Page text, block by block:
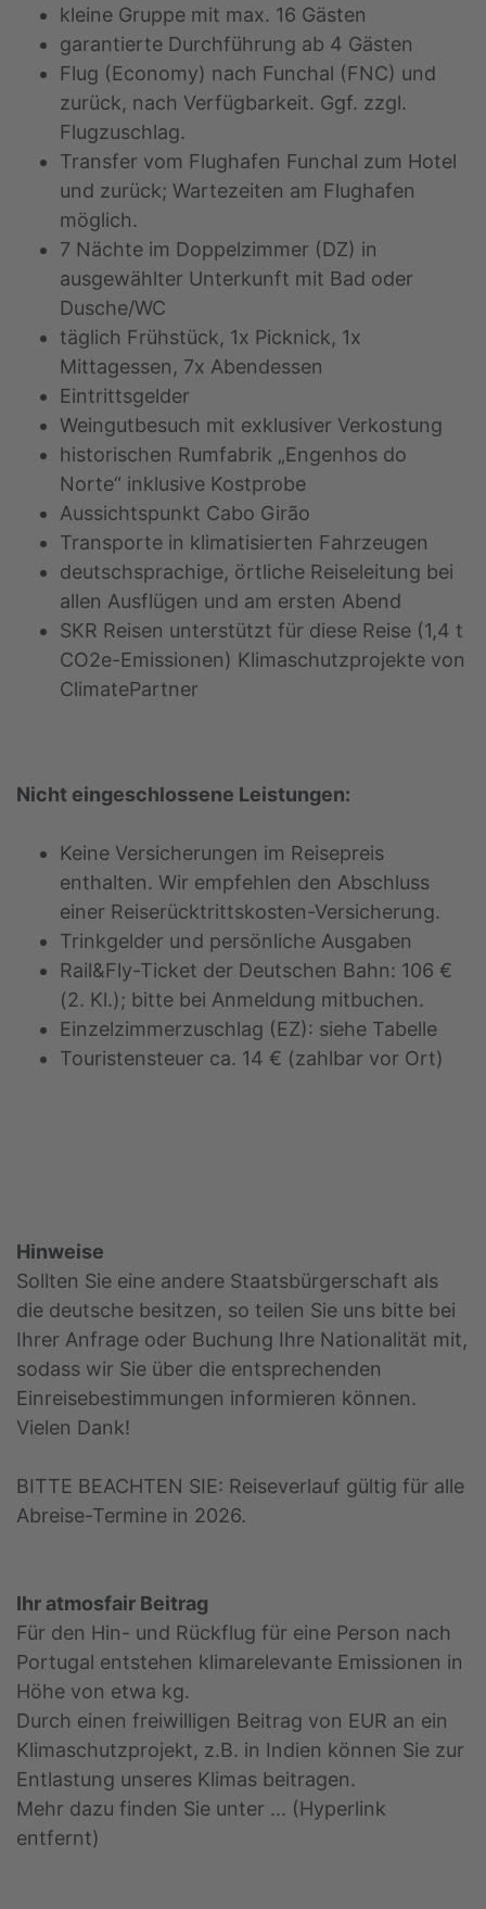
kleine Gruppe mit max. 16 Gästen
garantierte Durchführung ab 4 Gästen
Flug (Economy) nach Funchal (FNC) und
zurück, nach Verfügbarkeit. Ggf. zzgl.
Flugzuschlag.
Transfer vom Flughafen Funchal zum Hotel
und zurück; Wartezeiten am Flughafen
möglich.
7 Nächte im Doppelzimmer (DZ) in
ausgewählter Unterkunft mit Bad oder
Dusche/WC
täglich Frühstück, 1x Picknick, 1x
Mittagessen, 7x Abendessen
Eintrittsgelder
Weingutbesuch mit exklusiver Verkostung
historischen Rumfabrik „Engenhos do
Norte“ inklusive Kostprobe
Aussichtspunkt Cabo Girão
Transporte in klimatisierten Fahrzeugen
deutschsprachige, örtliche Reiseleitung bei
allen Ausflügen und am ersten Abend
SKR Reisen unterstützt für diese Reise (1,4 t
CO2e-Emissionen) Klimaschutzprojekte von
ClimatePartner
Nicht eingeschlossene Leistungen:
Keine Versicherungen im Reisepreis
enthalten. Wir empfehlen den Abschluss
einer Reiserücktrittskosten-Versicherung.
Trinkgelder und persönliche Ausgaben
Rail&Fly-Ticket der Deutschen Bahn: 106 €
(2. Kl.); bitte bei Anmeldung mitbuchen.
Einzelzimmerzuschlag (EZ): siehe Tabelle
Touristensteuer ca. 14 € (zahlbar vor Ort)
Hinweise
Sollten Sie eine andere Staatsbürgerschaft als
die deutsche besitzen, so teilen Sie uns bitte bei
Ihrer Anfrage oder Buchung Ihre Nationalität mit,
sodass wir Sie über die entsprechenden
Einreisebestimmungen informieren können.
Vielen Dank!
BITTE BEACHTEN SIE: Reiseverlauf gültig für alle
Abreise-Termine in 2026.
Ihr atmosfair Beitrag
Für den Hin- und Rückflug für eine Person nach
Portugal entstehen klimarelevante Emissionen in
Höhe von etwa kg.
Durch einen freiwilligen Beitrag von EUR an ein
Klimaschutzprojekt, z.B. in Indien können Sie zur
Entlastung unseres Klimas beitragen.
Mehr dazu finden Sie unter ... (Hyperlink
entfernt)